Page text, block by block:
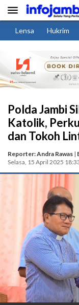

Lensa Hukrim
Polda Jambi
Katolik,
dan Tokoh
Reporter: Andra Rawas |
Selasa, 15 April 2025